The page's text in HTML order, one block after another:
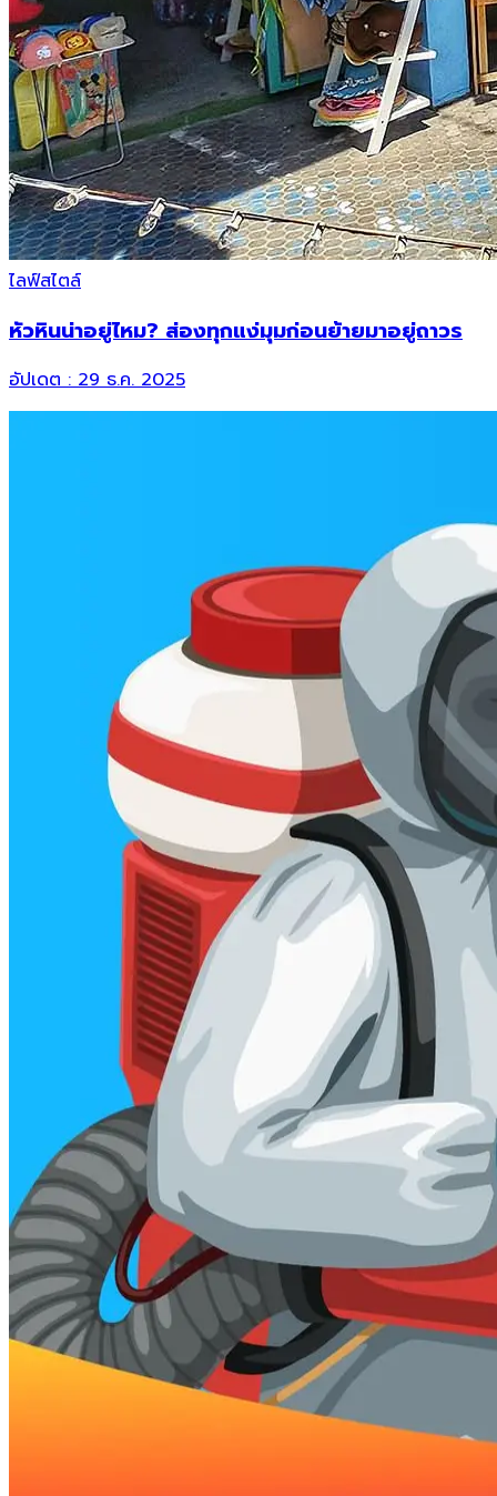
ไลฟ์สไตล์
หัวหินน่าอยู่ไหม? ส่องทุกแง่มุมก่อนย้ายมาอยู่ถาวร
อัปเดต :29 ธ.ค. 2025